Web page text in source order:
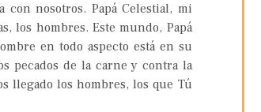
con nosotros. Papá Celestial, mi
los hombres. Este mundo, Papá
en todo aspecto está en su
pecados de la carne y contra la
llegado los hombres, los que Tú